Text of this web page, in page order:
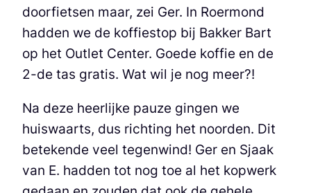
doorfietsen maar, zei Ger. In Roermond
hadden we de koffiestop bij Bakker Bart
op het Outlet Center. Goede koffie en de
2-de tas gratis. Wat wil je nog meer?!
Na deze heerlijke pauze gingen we
huiswaarts, dus richting het noorden. Dit
betekende veel tegenwind! Ger en Sjaak
van E. hadden tot nog toe al het kopwerk